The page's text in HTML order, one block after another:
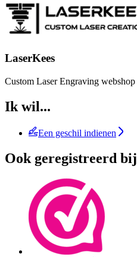
LaserKees
Custom Laser Engraving webshop
Ik wil...
Een geschil indienen
Ook geregistreerd bij